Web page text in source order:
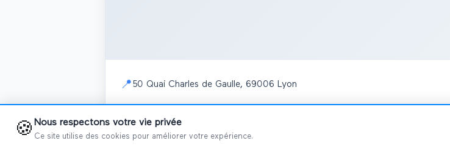
📍 50 Quai Charles de Gaulle, 69006 Lyon
📅Salons programmés
🍪 Nous respectons votre vie privée
Ce site utilise des cookies pour améliorer votre expérience.